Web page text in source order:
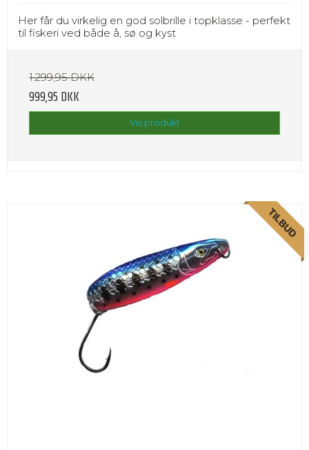
Her får du virkelig en god solbrille i topklasse - perfekt
til fiskeri ved både å, sø og kyst
1.299,95 DKK
999,95 DKK
Vis produkt
TILBUD